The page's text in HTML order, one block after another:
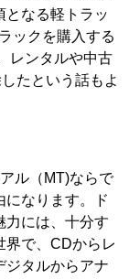
となる軽トラッ
ックを購入する
レンタルや中古
たという話もよ
ル（MT)ならで
になります。ド
力には、十分す
界で、CDからレ
ジタルからアナ